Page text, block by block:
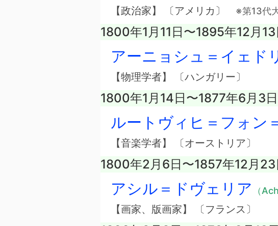
【政治家】 〔アメリカ〕 ※第13代
1800年1月11日〜1895年12月13
アーニョシュ＝イェド
【物理学者】 〔ハンガリー〕
1800年1月14日〜1877年6月3日
ルートヴィヒ＝フォン
【音楽学者】 〔オーストリア〕
1800年2月6日〜1857年12月23
アシル＝ドヴェリア （
【画家、版画家】 〔フランス〕